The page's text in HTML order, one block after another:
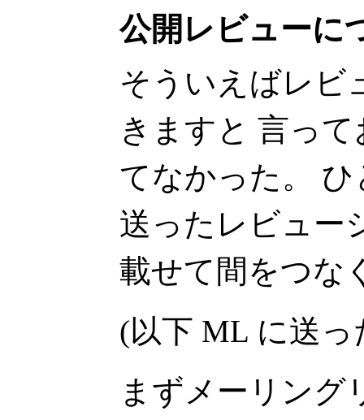
公開レビューに
そういえばレビ
きますと 言っ
てなかった。
送ったレビュー
載せて間をつな
(以下 ML に送
まずメーリング